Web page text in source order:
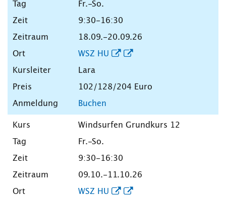
Fr.-So.
9:30-16:30
18.09.-20.09.26
WSZ HU
Lara
102/128/204 Euro
Buchen
Windsurfen Grundkurs 12
Fr.-So.
9:30-16:30
09.10.-11.10.26
WSZ HU